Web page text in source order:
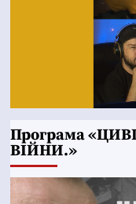
Програма
ВІЙНИ.»